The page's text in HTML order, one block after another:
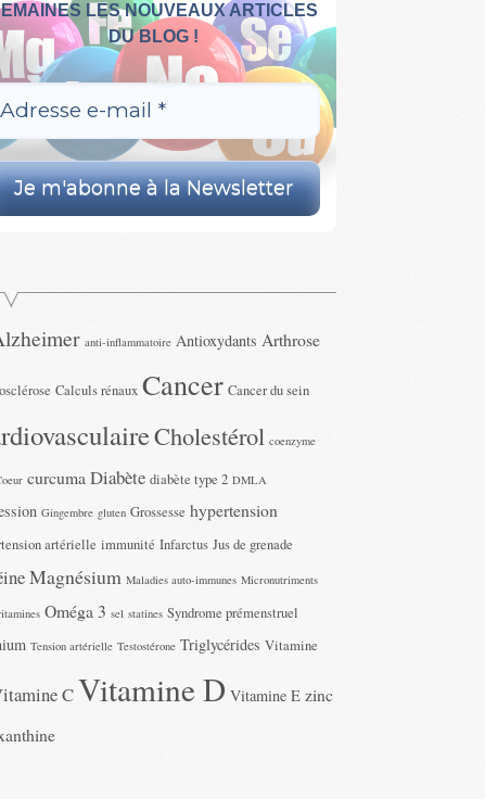
LES NOUVEAUX ARTICLES
DU BLOG !
anti-inflammatoire Antioxydants Arthrose
Calculs rénaux Cancer Cancer du sein
Cholestérol coenzyme
curcuma Diabète diabète type 2 DMLA
Gingembre gluten Grossesse hypertension
artérielle immunité Infarctus Jus de grenade
Magnésium Maladies auto-immunes Micronutriments
Oméga 3 sel statines Syndrome prémenstruel
Tension artérielle Testostérone Triglycérides Vitamine
CVitamine D Vitamine E zinc